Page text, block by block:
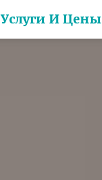
Услуги И Цены